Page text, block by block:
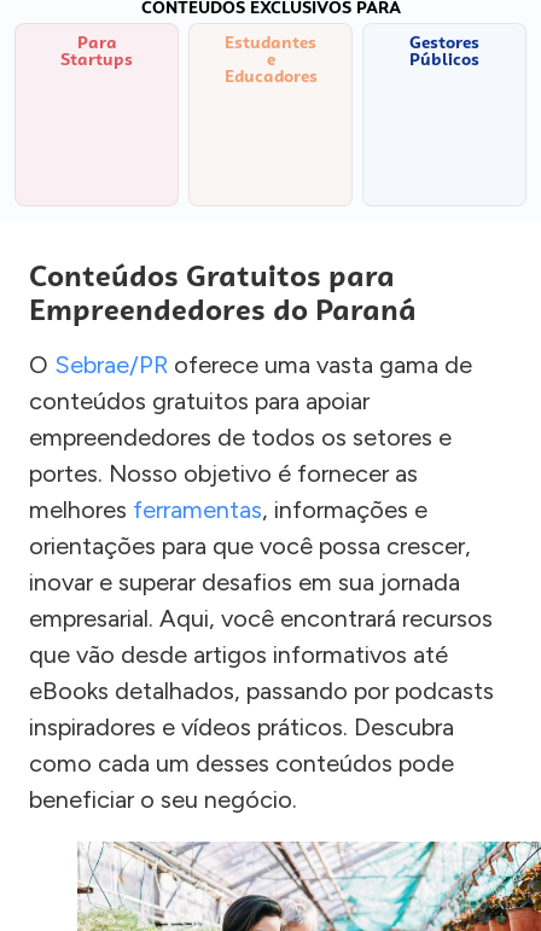
CONTEÚDOS EXCLUSIVOS PARA
Para
Startups
Estudantes
e
Educadores
Gestores
Públicos
Conteúdos Gratuitos para
Empreendedores do Paraná
O Sebrae/PR oferece uma vasta gama de
conteúdos gratuitos para apoiar
empreendedores de todos os setores e
portes. Nosso objetivo é fornecer as
melhores ferramentas, informações e
orientações para que você possa crescer,
inovar e superar desafios em sua jornada
empresarial. Aqui, você encontrará recursos
que vão desde artigos informativos até
eBooks detalhados, passando por podcasts
inspiradores e vídeos práticos. Descubra
como cada um desses conteúdos pode
beneficiar o seu negócio.